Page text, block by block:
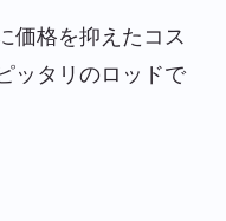
価格を抑えたコス
ッタリのロッドで